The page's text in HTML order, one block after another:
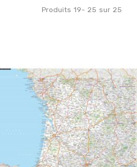
Produits 19- 25 sur 25